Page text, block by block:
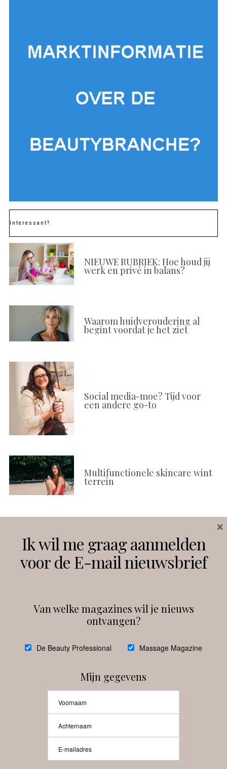
Interessant?
NIEUWE RUBRIEK: Hoe houd jij
werk en privé in balans?
Waarom huidveroudering al
begint voordat je het ziet
Social media-moe? Tijd voor
een andere go-to
Multifunctionele skincare wint
terrein
Instagram Facebook
debeautyprofessional
Beauty-Pro.nl
Ik wil me graag aanmelden
voor de E-mail nieuwsbrief
Van welke magazines wil je nieuws
ontvangen?
De Beauty Professional Massage Magazine
Mijn gegevens
×